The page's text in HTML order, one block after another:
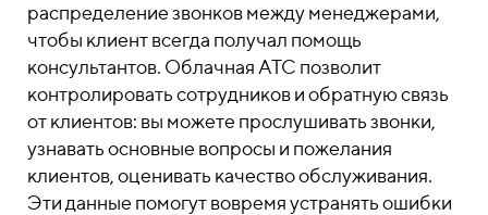
распределение звонков между менеджерами,
чтобы клиент всегда получал помощь
консультантов. Облачная АТС позволит
контролировать сотрудников и обратную связь
от клиентов: вы можете прослушивать звонки,
узнавать основные вопросы и пожелания
клиентов, оценивать качество обслуживания.
Эти данные помогут вовремя устранять ошибки